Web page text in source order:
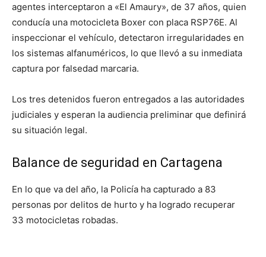
agentes interceptaron a «El Amaury», de 37 años, quien
conducía una motocicleta Boxer con placa RSP76E. Al
inspeccionar el vehículo, detectaron irregularidades en
los sistemas alfanuméricos, lo que llevó a su inmediata
captura por falsedad marcaria.
Los tres detenidos fueron entregados a las autoridades
judiciales y esperan la audiencia preliminar que definirá
su situación legal.
Balance de seguridad en Cartagena
En lo que va del año, la Policía ha capturado a 83
personas por delitos de hurto y ha logrado recuperar
33 motocicletas robadas.